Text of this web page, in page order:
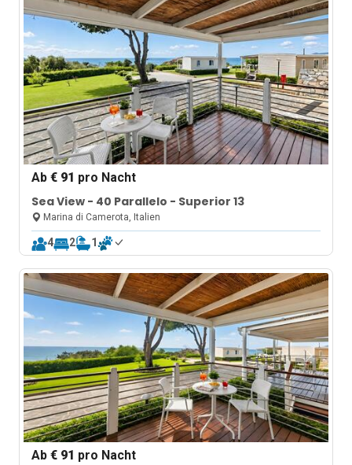
Ab€ 91 pro Nacht
Sea View - 40 Parallelo - Superior 13
Marina di Camerota, Italien
4 2 1
Ab€ 91 pro Nacht